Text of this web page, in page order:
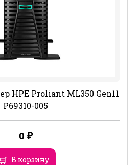
HPE Proliant ML350 Gen11
P69310-005
0 ₽
В корзину